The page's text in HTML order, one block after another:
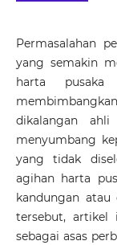
Permasalahan
yang semakin
harta
dikalangan
menyumbang
yang tidak
agihan harta
kandungan atau
tersebut, artikel
sebagai asas